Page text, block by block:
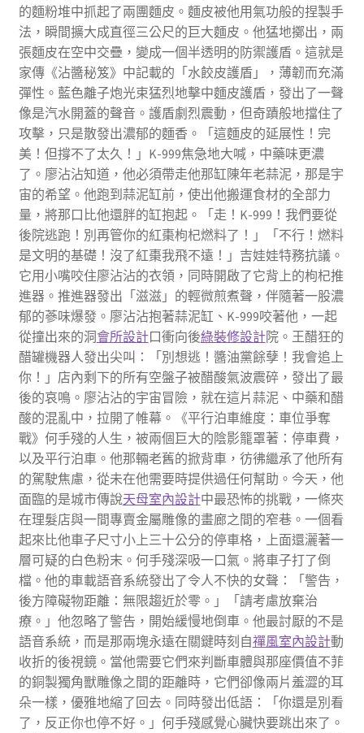
的麵粉堆中抓起了兩團麵皮。麵皮被他用氣功般的捏製手
法，瞬間擴大成直徑三公尺的巨大麵皮。他猛地擲出，兩
張麵皮在空中交疊，變成一個半透明的防禦護盾。這就是
家傳《沾醬秘笈》中記載的「水餃皮護盾」，薄韌而充滿
彈性。藍色離子炮光束猛烈地擊中麵皮護盾，發出了一聲
像是汽水開蓋的聲音。護盾劇烈震動，但奇蹟般地擋住了
攻擊，只是散發出濃郁的麵香。「這麵皮的延展性！完
美！但撐不了太久！」K-999焦急地大喊，中藥味更濃
了。廖沾沾知道，他必須帶走他那缸陳年老蒜泥，那是宇
宙的希望。他跑到蒜泥缸前，使出他搬運食材的全部力
量，將那口比他還胖的缸抱起。「走！K-999！我們要從
後院逃跑！別再管你的紅棗枸杞燃料了！」「不行！燃料
是文明的基礎！沒了紅棗我飛不遠！」吉娃娃特務抗議。
它用小嘴咬住廖沾沾的衣領，同時開啟了它背上的枸杞推
進器。推進器發出「滋滋」的輕微煎煮聲，伴隨著一股濃
郁的蔘味爆發。廖沾沾抱著蒜泥缸、K-999咬著他，一起
從撞出來的洞會所設計口衝向後綠裝修設計院。王醋狂的
醋罐機器人發出尖叫：「別想逃！醬油黨餘孽！我會追上
你！」店內剩下的所有空盤子被醋酸氣波震碎，發出了最
後的哀鳴。廖沾沾的宇宙冒險，就在這片蒜泥、中藥和醋
酸的混亂中，拉開了帷幕。《平行泊車維度：車位爭奪
戰》何手殘的人生，被兩個巨大的陰影籠罩著：停車費，
以及平行泊車。他那輛老舊的掀背車，彷彿繼承了他所有
的駕駛焦慮，從未在他需要時提供過任何幫助。今天，他
面臨的是城市傳說天母室內設計中最恐怖的挑戰，一條夾
在理髮店與一間專賣金屬雕像的畫廊之間的窄巷。一個看
起來比他車子尺寸小上三十公分的停車格，上面還灑著一
層可疑的白色粉末。何手殘深吸一口氣。將車子打了倒
檔。他的車載語音系統發出了令人不快的女聲：「警告，
後方障礙物距離：無限趨近於零。」「請考慮放棄治
療。」他忽略了警告，開始緩慢地倒車。他最討厭的不是
語音系統，而是那兩塊永遠在關鍵時刻自禪風室內設計動
收折的後視鏡。當他需要它們來判斷車體與那座價值不菲
的銅製獨角獸雕像之間的距離時，它們卻像兩片羞澀的耳
朵一樣，優雅地縮了回去。同時發出低語：「你還是別看
了，反正你也停不好。」何手殘感覺心臟快要跳出來了。